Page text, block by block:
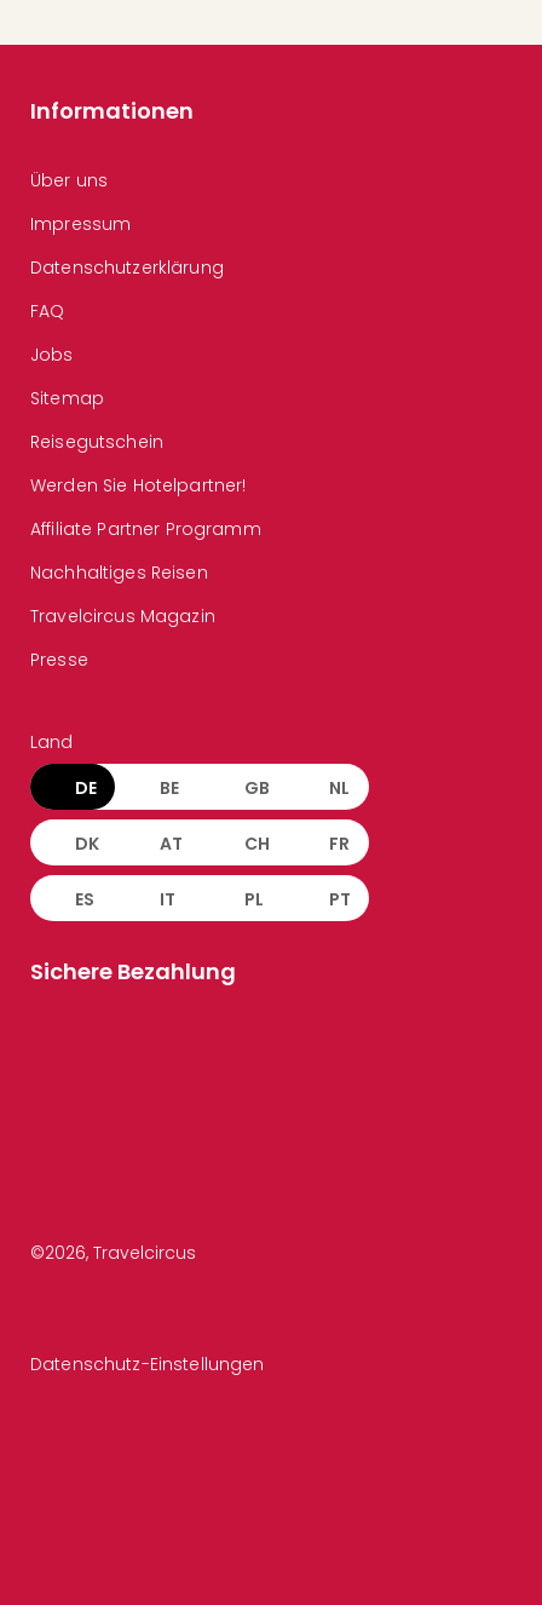
Informationen
Über uns
Impressum
Datenschutzerklärung
FAQ
Jobs
Sitemap
Reisegutschein
Werden Sie Hotelpartner!
Affiliate Partner Programm
Nachhaltiges Reisen
Travelcircus Magazin
Presse
Land
DE BE GB NL
DK AT CH FR
ES IT PL PT
Sichere Bezahlung
©2026, Travelcircus
Datenschutz-Einstellungen